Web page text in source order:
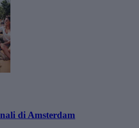
di Amsterdam